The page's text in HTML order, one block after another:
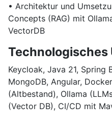
• Architektur und
Concepts (RAG) mit
VectorDB
Technologisches
Keycloak, Java 21, Spring
MongoDB, Angular,
(Altbestand), Ollama
(Vector DB), CI/CD mit